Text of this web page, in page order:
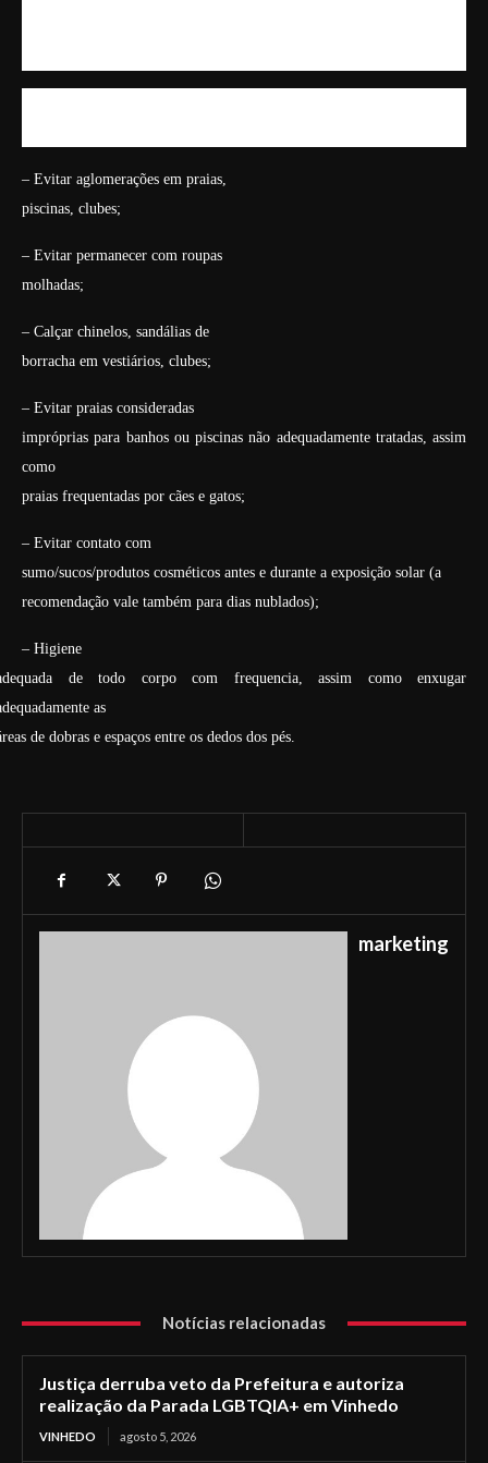
– Evitar aglomerações em praias,
piscinas, clubes;
– Evitar permanecer com roupas
molhadas;
– Calçar chinelos, sandálias de
borracha em vestiários, clubes;
– Evitar praias consideradas
impróprias para banhos ou piscinas não adequadamente tratadas, assim
como
praias frequentadas por cães e gatos;
– Evitar contato com
sumo/sucos/produtos cosméticos antes e durante a exposição solar (a
recomendação vale também para dias nublados);
– Higiene
de todo corpo com frequencia, assim como enxugar
as
de dobras e espaços entre os dedos dos pés.
marketing
Notícias relacionadas
Justiça derruba veto da Prefeitura e autoriza
realização da Parada LGBTQIA+ em Vinhedo
VINHEDO agosto 5, 2026